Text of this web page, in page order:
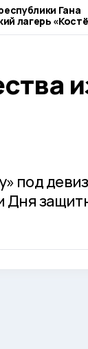
Гана
лагерь
под
Дня